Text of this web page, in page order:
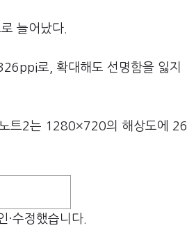
늘어났다.
로, 확대해도 선명함을 잃지
트2는 1280×720의 해상도에 26
수정했습니다.